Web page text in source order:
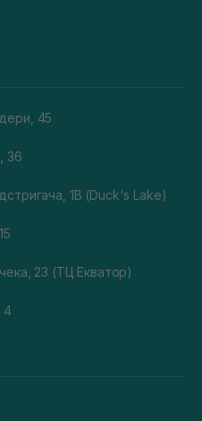
45
36
1В (Duck's Lake)
23 (ТЦ Екватор)
4